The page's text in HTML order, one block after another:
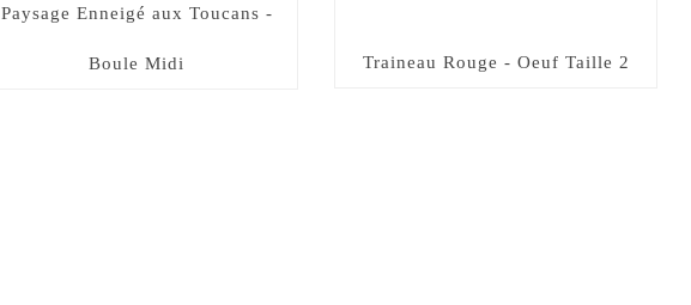
Paysage Enneigé aux Toucans -
Boule Midi Traineau Rouge - Oeuf Taille 2